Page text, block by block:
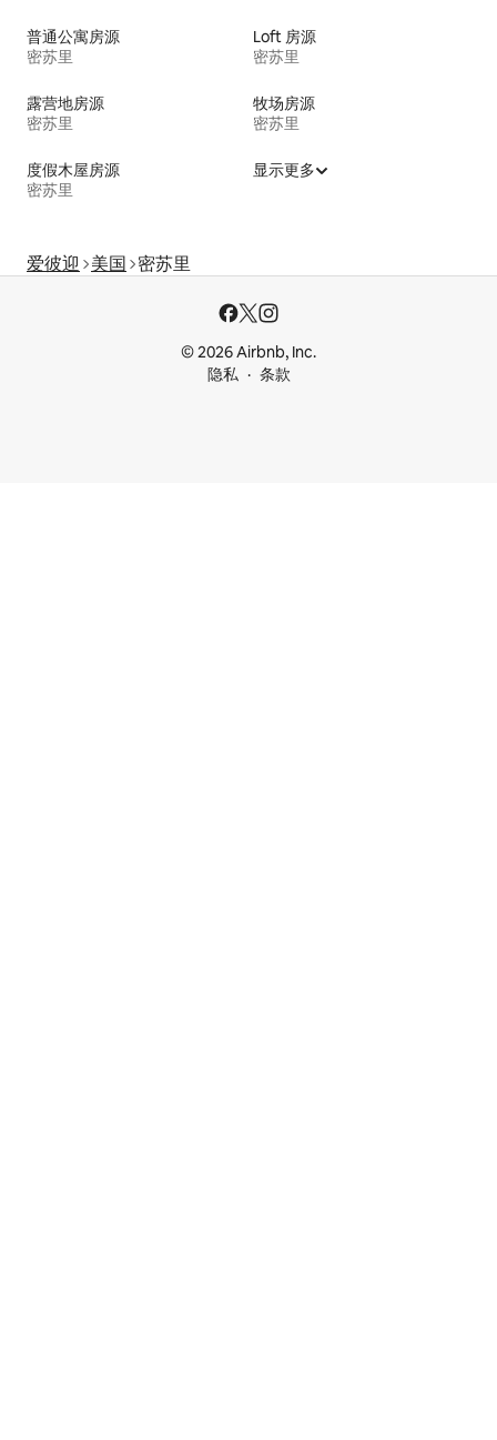
普通公寓房源
密苏里
Loft 房源
密苏里
露营地房源
密苏里
牧场房源
密苏里
度假木屋房源
密苏里
显示更多
爱彼迎 美国 密苏里
© 2026 Airbnb, Inc.
隐私
条款